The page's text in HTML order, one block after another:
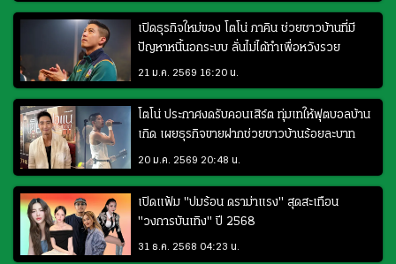
เปิดธุรกิจใหม่ของ โตโน่ ภาคิน ช่วยชาวบ้านที่มี
ปัญหาหนี้นอกระบบ ลั่นไม่ได้ทำเพื่อหวังรวย
21 ม.ค. 2569 16:20 น.
โตโน่ ประกาศงดรับคอนเสิร์ต ทุ่มเทให้ฟุตบอลบ้าน
เกิด เผยธุรกิจขายฝากช่วยชาวบ้านร้อยละบาท
20 ม.ค. 2569 20:48 น.
เปิดแฟ้ม "ปมร้อน ดราม่าแรง" สุดสะเทือน
"วงการบันเทิง" ปี 2568
31 ธ.ค. 2568 04:23 น.